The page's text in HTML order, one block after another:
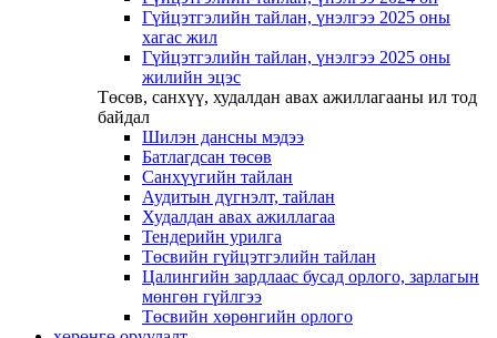
Гүйцэтгэлийн тайлан, үнэлгээ 2025 оны
хагас жил
Гүйцэтгэлийн тайлан, үнэлгээ 2025 оны
жилийн эцэс
Төсөв, санхүү, худалдан авах ажиллагааны ил тод
байдал
Шилэн дансны мэдээ
Батлагдсан төсөв
Санхүүгийн тайлан
Аудитын дүгнэлт, тайлан
Худалдан авах ажиллагаа
Тендерийн урилга
Төсвийн гүйцэтгэлийн тайлан
Цалингийн зардлаас бусад орлого, зарлагын
мөнгөн гүйлгээ
Төсвийн хөрөнгийн орлого